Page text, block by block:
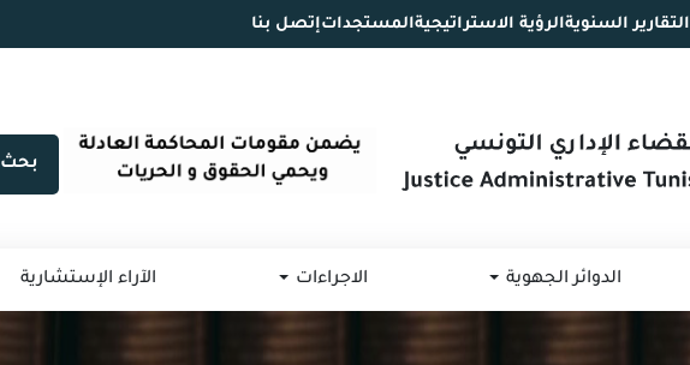
التقارير السنويةالرؤية الاستراتيجيةالمستجداتإتصل بنا
بحث
الدوائر الجهوية الاجراءات الآراء الإستشارية